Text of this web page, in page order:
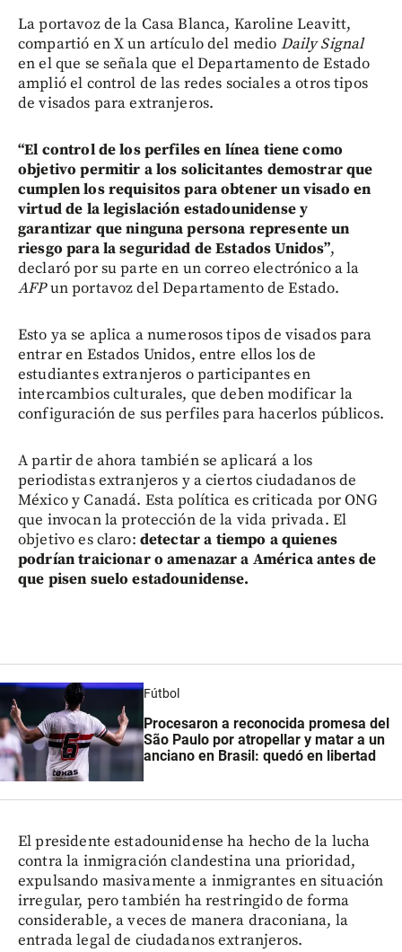
La portavoz de la Casa Blanca, Karoline Leavitt,
compartió en X un artículo del medio Daily Signal
en el que se señala que el Departamento de Estado
amplió el control de las redes sociales a otros tipos
de visados para extranjeros.
“El control de los perfiles en línea tiene como
objetivo permitir a los solicitantes demostrar que
cumplen los requisitos para obtener un visado en
virtud de la legislación estadounidense y
garantizar que ninguna persona represente un
riesgo para la seguridad de Estados Unidos”,
declaró por su parte en un correo electrónico a la
AFPun portavoz del Departamento de Estado.
Esto ya se aplica a numerosos tipos de visados para
entrar en Estados Unidos, entre ellos los de
estudiantes extranjeros o participantes en
intercambios culturales, que deben modificar la
configuración de sus perfiles para hacerlos públicos.
A partir de ahora también se aplicará a los
periodistas extranjeros y a ciertos ciudadanos de
México y Canadá. Esta política es criticada por ONG
que invocan la protección de la vida privada. El
objetivo es claro: detectar a tiempo a quienes
podrían traicionar o amenazar a América antes de
que pisen suelo estadounidense.
Fútbol
Procesaron a reconocida promesa del
São Paulo por atropellar y matar a un
anciano en Brasil: quedó en libertad
El presidente estadounidense ha hecho de la lucha
contra la inmigración clandestina una prioridad,
expulsando masivamente a inmigrantes en situación
irregular, pero también ha restringido de forma
considerable, a veces de manera draconiana, la
entrada legal de ciudadanos extranjeros.